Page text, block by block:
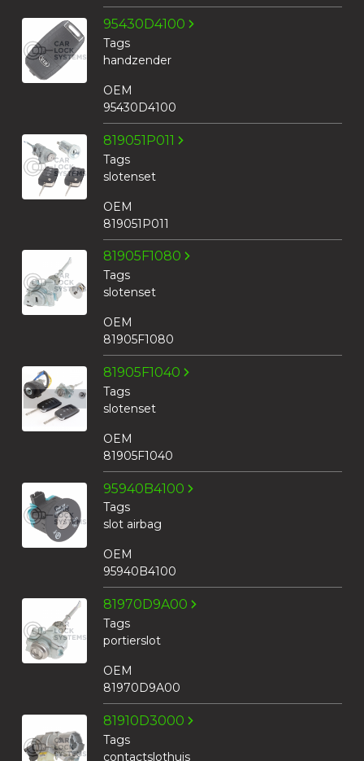
95430D4100
Tags
handzender
OEM
95430D4100
819051P011
Tags
slotenset
OEM
819051P011
81905F1080
Tags
slotenset
OEM
81905F1080
81905F1040
Tags
slotenset
OEM
81905F1040
95940B4100
Tags
slot airbag
OEM
95940B4100
81970D9A00
Tags
portierslot
OEM
81970D9A00
81910D3000
Tags
contactslothuis